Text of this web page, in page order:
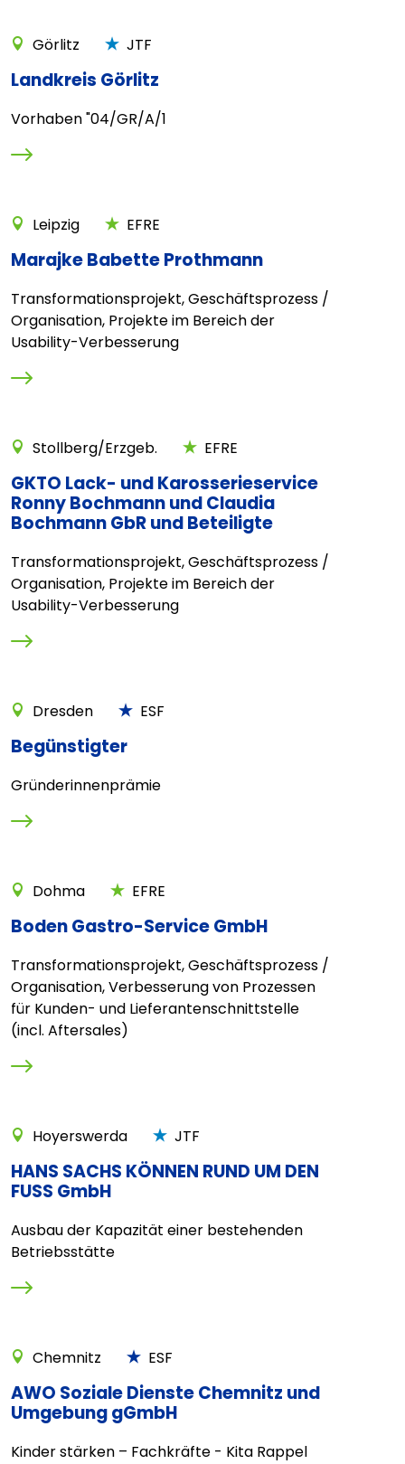
Görlitz JTF
Landkreis Görlitz
Vorhaben "04/GR/A/1
Leipzig EFRE
Marajke Babette Prothmann
Transformationsprojekt, Geschäftsprozess /
Organisation, Projekte im Bereich der
Usability-Verbesserung
Stollberg/Erzgeb. EFRE
GKTO Lack- und Karosserieservice
Ronny Bochmann und Claudia
Bochmann GbR und Beteiligte
Transformationsprojekt, Geschäftsprozess /
Organisation, Projekte im Bereich der
Usability-Verbesserung
Dresden ESF
Begünstigter
Gründerinnenprämie
Dohma EFRE
Boden Gastro-Service GmbH
Transformationsprojekt, Geschäftsprozess /
Organisation, Verbesserung von Prozessen
für Kunden- und Lieferantenschnittstelle
(incl. Aftersales)
Hoyerswerda JTF
HANS SACHS KÖNNEN RUND UM DEN
FUSS GmbH
Ausbau der Kapazität einer bestehenden
Betriebsstätte
Chemnitz ESF
AWO Soziale Dienste Chemnitz und
Umgebung gGmbH
Kinder stärken – Fachkräfte - Kita Rappel